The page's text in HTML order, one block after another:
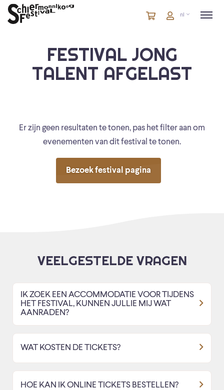
Winkelmandje
artikelen
Account
nl
FESTIVAL JONG
TALENT AFGELAST
Er zijn geen resultaten te tonen, pas het filter aan om
evenementen van dit festival te tonen.
Bezoek festival pagina
VEELGESTELDE VRAGEN
IK ZOEK EEN ACCOMMODATIE VOOR TIJDENS
HET FESTIVAL, KUNNEN JULLIE MIJ WAT
AANRADEN?
WAT KOSTEN DE TICKETS?
HOE KAN IK ONLINE TICKETS BESTELLEN?